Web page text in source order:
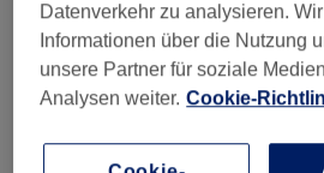
Unsere Arbeit
Bild anklicken für weitere Details
Datenverkehr zu analysieren.
Informationen über die Nutzung
unsere Partner für soziale
Analysen weiter. Cookie-